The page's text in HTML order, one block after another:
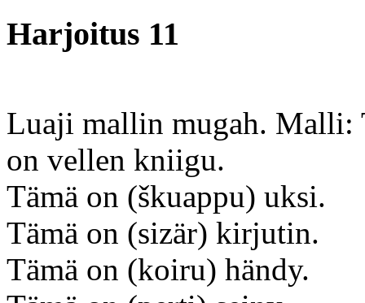
Harjoitus 11
Luaji mallin mugah. Malli:
on vellen kniigu.
Tämä on (škuappu) uksi.
Tämä on (sizär) kirjutin.
Tämä on (koiru) händy.